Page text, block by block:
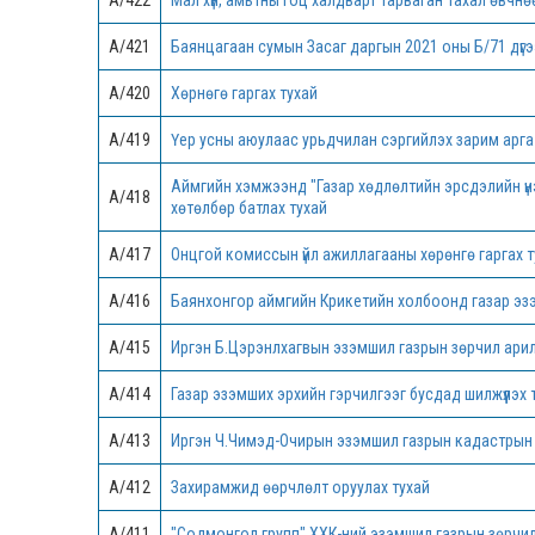
А/421 Баянцагаан сумын Засаг даргын 2021 оны Б/71
А/420 Хөрнөгө гаргах тухай
А/419 Үер усны аюулаас урьдчилан сэргийлэх зарим
А/418
Аймгийн хэмжээнд "Газар хөдлөлтийн эрсдэлийн
хөтөлбөр батлах тухай
А/417 Онцгой комиссын үйл ажиллагааны хөрөнгө гаргах
А/416 Баянхонгор аймгийн Крикетийн холбоонд газар
А/415 Иргэн Б.Цэрэнлхагвын эзэмшил газрын зөрчил
А/414 Газар эзэмших эрхийн гэрчилгээг бусдад шилжүүлэх
А/413 Иргэн Ч.Чимэд-Очирын эзэмшил газрын кадастрын
А/412 Захирамжид өөрчлөлт оруулах тухай